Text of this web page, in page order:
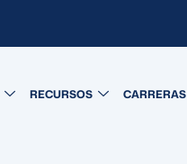
RECURSOS CARRERAS